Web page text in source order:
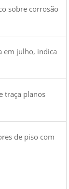
sobre corrosão
em julho, indica
traça planos
de piso com